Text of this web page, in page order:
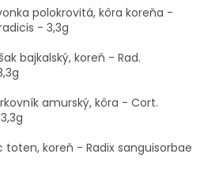
polokrovitá, kôra koreňa -
- 3,3g
bajkalský, koreň - Rad.
amurský, kôra - Cort.
toten, koreň - Radix sanguisorbae